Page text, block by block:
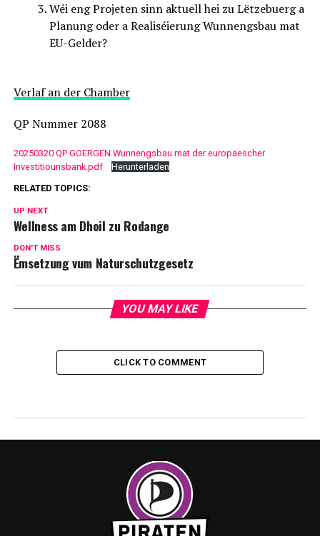
Wéi eng Projeten sinn aktuell hei zu Lëtzebuerg a
Planung oder a Realiséierung Wunnengsbau mat
EU-Gelder?
Verlaf an der Chamber
QP Nummer 2088
20250320 QP GOERGEN Wunnengsbau mat der europäescher
Investitiounsbank.pdf
Herunterladen
RELATED TOPICS:
UP NEXT
Wellness am Dhoil zu Rodange
DON'T MISS
Ëmsetzung vum Naturschutzgesetz
YOU MAY LIKE
CLICK TO COMMENT